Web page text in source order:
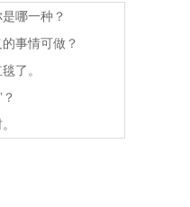
元单价成交
元单价成交
元单价成交
元单价成交
元单价成交
哪一种？
事情可做？
了。